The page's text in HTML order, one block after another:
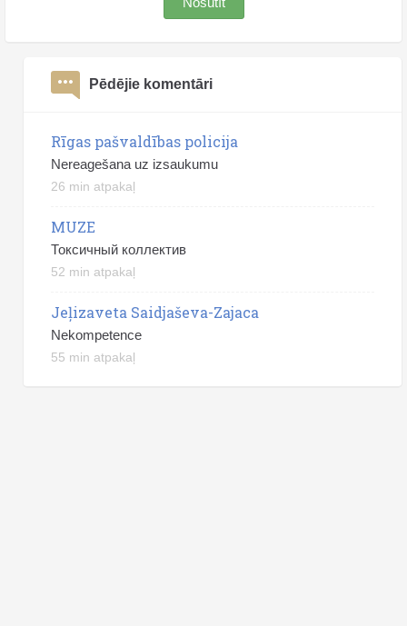
Pēdējie komentāri
Rīgas pašvaldības policija
Nereagešana uz izsaukumu
26 min atpakaļ
MUZE
Токсичный коллектив
52 min atpakaļ
Jeļizaveta Saidjaševa-Zajaca
Nekompetence
55 min atpakaļ